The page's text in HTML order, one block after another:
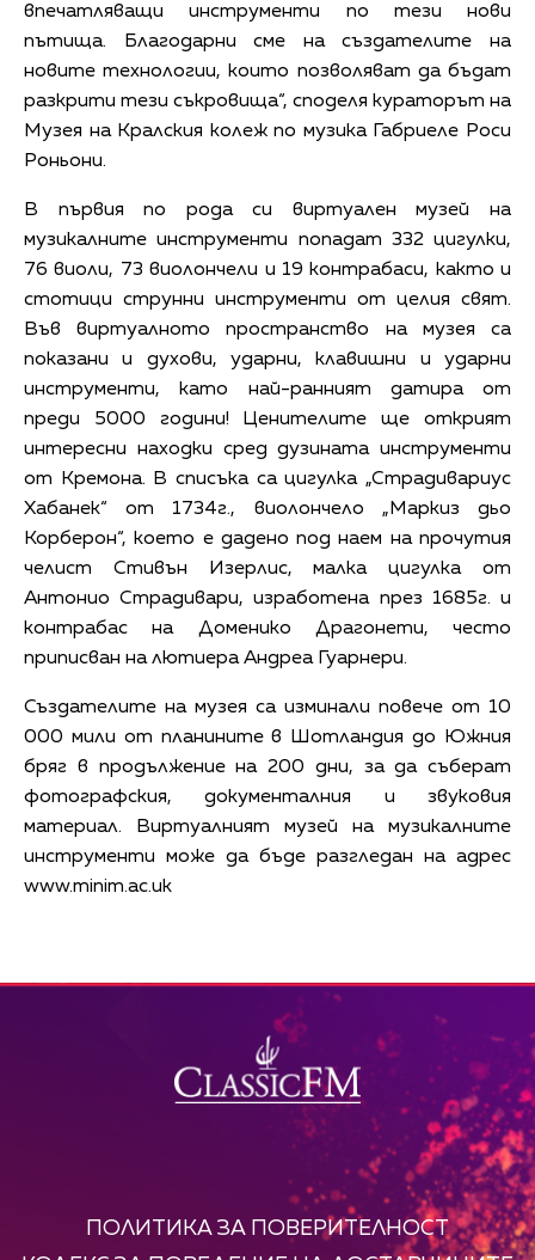
впечатляващи инструменти по тези нови
пътища. Благодарни сме на създателите на
новите технологии, които позволяват да бъдат
разкрити тези съкровища“, споделя кураторът на
Музея на Кралския колеж по музика Габриеле Роси
Роньони.
В първия по рода си виртуален музей на
музикалните инструменти попадат 332 цигулки,
76 виоли, 73 виолончели и 19 контрабаси, както и
стотици струнни инструменти от целия свят.
Във виртуалното пространство на музея са
показани и духови, ударни, клавишни и ударни
инструменти, като най-ранният датира от
преди 5000 години! Ценителите ще открият
интересни находки сред дузината инструменти
от Кремона. В списъка са цигулка „Страдивариус
Хабанек“ от 1734г., виолончело „Маркиз дьо
Корберон“, което е дадено под наем на прочутия
челист Стивън Изерлис, малка цигулка от
Антонио Страдивари, изработена през 1685г. и
контрабас на Доменико Драгонети, често
приписван на лютиера Андреа Гуарнери.
Създателите на музея са изминали повече от 10
000 мили от планините в Шотландия до Южния
бряг в продължение на 200 дни, за да съберат
фотографския, документалния и звуковия
материал. Виртуалният музей на музикалните
инструменти може да бъде разгледан на адрес
www.minim.ac.uk
ПОЛИТИКА ЗА ПОВЕРИТЕЛНОСТ